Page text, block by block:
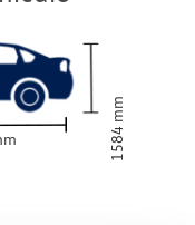
1584
mm